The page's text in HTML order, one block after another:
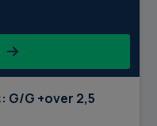
G/G +over 2,5